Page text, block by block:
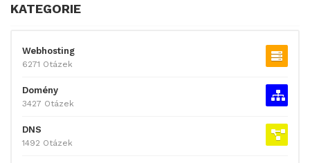
KATEGORIE
Webhosting
6271 Otázek
Domény
3427 Otázek
DNS
1492 Otázek